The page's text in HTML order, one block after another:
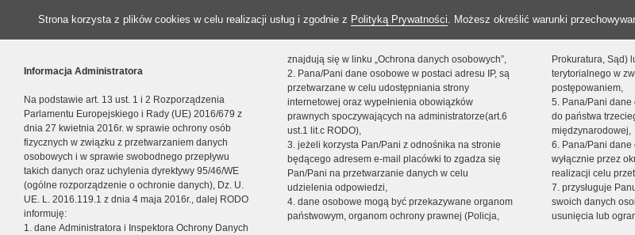
Strona korzysta z plików cookies w celu realizacji usług i zgodnie z Polityką Prywatności. Możesz określić warunki
Informacja Administratora
Na podstawie art. 13 ust. 1 i 2 Rozporządzenia
Parlamentu Europejskiego i Rady (UE) 2016/679 z
dnia 27 kwietnia 2016r. w sprawie ochrony osób
fizycznych w związku z przetwarzaniem danych
osobowych i w sprawie swobodnego przepływu
takich danych oraz uchylenia dyrektywy 95/46/WE
(ogólne rozporządzenie o ochronie danych), Dz. U.
UE. L. 2016.119.1 z dnia 4 maja 2016r., dalej RODO
informuję:
1. dane Administratora i Inspektora Ochrony Danych
znajdują się w linku „Ochrona danych osobowych”,
2. Pana/Pani dane osobowe w postaci adresu IP, są
przetwarzane w celu udostępniania strony
internetowej oraz wypełnienia obowiązków
prawnych spoczywających na administratorze(art.6
ust.1 lit.c RODO),
3. jeżeli korzysta Pan/Pani z odnośnika na stronie
będącego adresem e-mail placówki to zgadza się
Pan/Pani na przetwarzanie danych w celu
udzielenia odpowiedzi,
4. dane osobowe mogą być przekazywane organom
państwowym, organom ochrony prawnej (Policja,
Prokuratura, Sąd)
terytorialnego w
postępowaniem,
5. Pana/Pani
do państwa
międzynarodowej,
6. Pana/Pani
wyłącznie przez
realizacji celu
7. przysługuje
swoich danych
usunięcia lub